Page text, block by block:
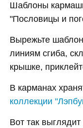
Шаблоны
"Пословицы и
Вырежьте
линиям сгиба,
крышке,
В карманах
коллекции
Вот так